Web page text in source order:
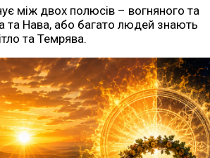
між двох полюсів – вогняного та
та Нава, або багато людей знають
та Темрява.